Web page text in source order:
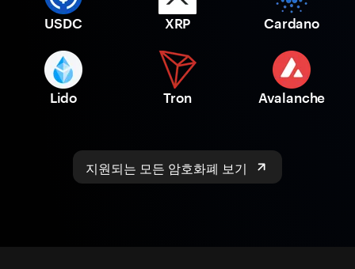
USDC XRP Cardano
Lido Tron Avalanche
지원되는 모든 암호화폐 보기